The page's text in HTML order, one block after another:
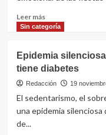
donantes
pouches
nicotina
todos
los
saborizantes
Leer másLeer
más
estrés
de
fin
es
Sin categoría
Epidemia
tiene diabetes
Redacción 19
El sedentarismo, el
una epidemia
de...